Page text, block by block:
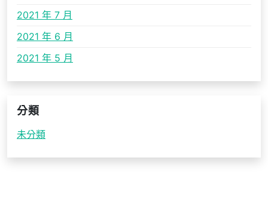
2021 年 7 月
2021 年 6 月
2021 年 5 月
分類
未分類